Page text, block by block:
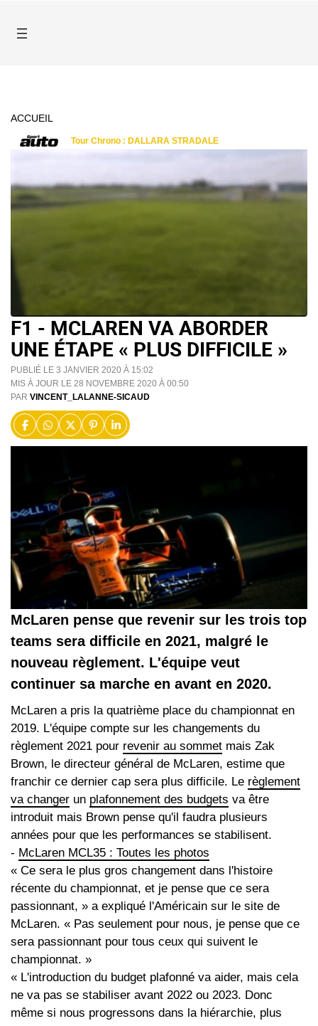
ACCUEIL
F1 - MCLAREN VA ABORDER
UNE ÉTAPE « PLUS DIFFICILE »
PUBLIÉ LE 3 JANVIER 2020 À 15:02
MIS À JOUR LE 28 NOVEMBRE 2020 À 00:50
PAR VINCENT_LALANNE-SICAUD
McLaren pense que revenir sur les trois top
teams sera difficile en 2021, malgré le
nouveau règlement. L'équipe veut
continuer sa marche en avant en 2020.
McLaren a pris la quatrième place du championnat en
2019. L'équipe compte sur les changements du
règlement 2021 pour revenir au sommet mais Zak
Brown, le directeur général de McLaren, estime que
franchir ce dernier cap sera plus difficile. Le règlement
va changer un plafonnement des budgets va être
introduit mais Brown pense qu'il faudra plusieurs
années pour que les performances se stabilisent.
- McLaren MCL35 : Toutes les photos
« Ce sera le plus gros changement dans l'histoire
récente du championnat, et je pense que ce sera
passionnant, » a expliqué l'Américain sur le site de
McLaren. « Pas seulement pour nous, je pense que ce
sera passionnant pour tous ceux qui suivent le
championnat. »
« L'introduction du budget plafonné va aider, mais cela
ne va pas se stabiliser avant 2022 ou 2023. Donc
même si nous progressons dans la hiérarchie, plus